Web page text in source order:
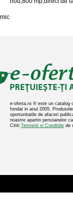
mic
e-oferta.ro ® este un catalog
fondat in anul 2005.
oportunitatile de afaceri
noastre apartin persoanelor
Cititi Termenii si Conditiile de